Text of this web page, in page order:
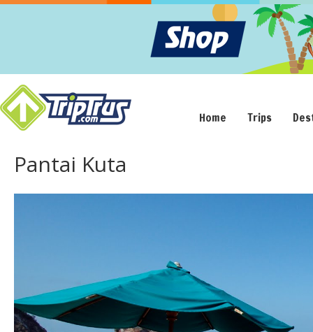
Home Trips
Pantai Kuta